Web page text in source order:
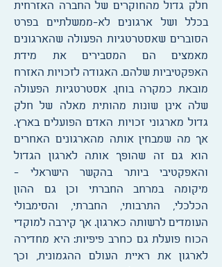
חלק גדול מהחוקרים של החברה האזרחית
בכלל ושל ארגונים לא-ממשלתיים בפרט
הסוברים שאסטרטגיות הפעולה שהארגונים
מאמצים הם המסבירים את מידת
האפקטיביות שלהם. האגודה לזכויות האזרח
מובאת כמקרה בוחן. אסטרטגיות הפעולה
שלה אינן שונות מהותית מאלה של חלק
גדול מארגוני זכויות האדם הפועלים בארץ.
אך מה שמבחין אותה מהארגונים האחרים
הוא גם זה שהופך אותה לארגון הגדול
והאפקטיבי ביותר בהקשר הישראלי -
מיקומה במרחב החברתי וכן גם ההון
הכלכלי, התרבותי, החברתי, והסימבולי
העומדים לרשותה כארגון. אך קירבה למוקדי
הכוח פועלת גם כחרב פיפיות: היא מחדירה
לארגון את ראיית העולם ההגמונית, וכך